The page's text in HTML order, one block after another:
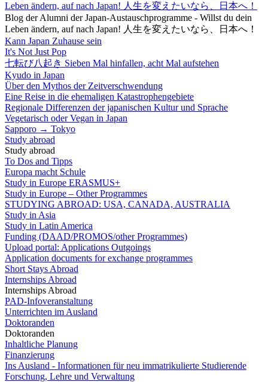
Leben ändern, auf nach Japan! 人生を変えたいなら、日本へ！
Blog der Alumni der Japan-Austauschprogramme - Willst du dein
Leben ändern, auf nach Japan! 人生を変えたいなら、日本へ！
Kann Japan Zuhause sein
It's Not Just Pop
七転び八起き Sieben Mal hinfallen, acht Mal aufstehen
Kyudo in Japan
Über den Mythos der Zeitverschwendung
Eine Reise in die ehemaligen Katastrophengebiete
Regionale Differenzen der japanischen Kultur und Sprache
Vegetarisch oder Vegan in Japan
Sapporo → Tokyo
Study abroad
Study abroad
To Dos and Tipps
Europa macht Schule
Study in Europe ERASMUS+
Study in Europe – Other Programmes
STUDYING ABROAD: USA, CANADA, AUSTRALIA
Study in Asia
Study in Latin America
Funding (DAAD/PROMOS/other Programmes)
Upload portal: Applications Outgoings
Application documents for exchange programmes
Short Stays Abroad
Internships Abroad
Internships Abroad
PAD-Infoveranstaltung
Unterrichten im Ausland
Doktoranden
Doktoranden
Inhaltliche Planung
Finanzierung
Ins Ausland - Informationen für neu immatrikulierte Studierende
Forschung, Lehre und Verwaltung